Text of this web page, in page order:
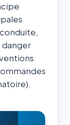
danger